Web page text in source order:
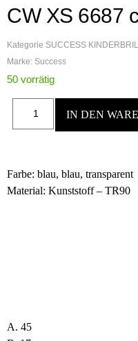
CW XS 6687
Kategorie SUCCESS
Marke: Success
50 vorrätig
IN DEN
Farbe: blau, blau, transparent
Material: Kunststoff – TR90
A. 45